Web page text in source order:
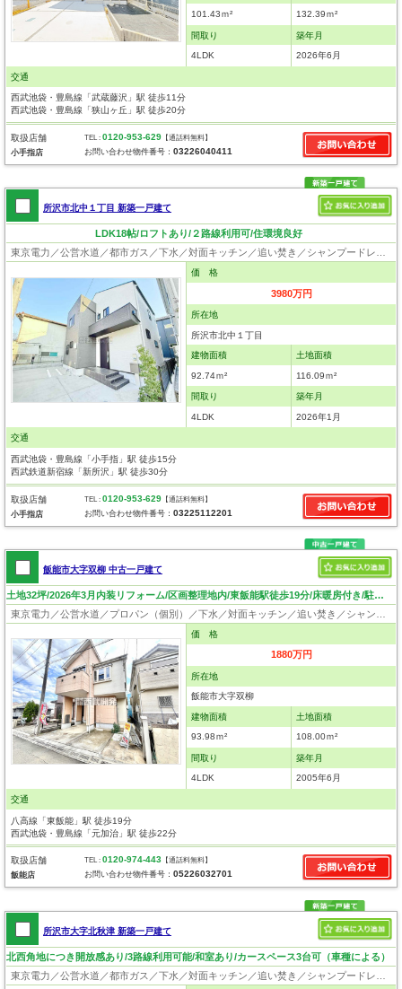
101.43ｍ² 132.39ｍ²
間取り
4LDK
築年月
2026年6月
交通
西武池袋・豊島線「武蔵藤沢」駅 徒歩11分
西武池袋・豊島線「狭山ヶ丘」駅 徒歩20分
取扱店舗
小手指店
TEL :0120-953-629 【通話料無料】
お問い合わせ物件番号：03226040411
所沢市北中１丁目 新築一戸建て
LDK18帖/ロフトあり/２路線利用可/住環境良好
東京電力／公営水道／都市ガス／下水／対面キッチン／追い焚き／シャンプードレッサー／浴室換気乾燥機／ウォシュレット／システムキッチン／食器洗浄乾燥器／浄水器／床下収納／ロフト／フローリング／クローゼット／バリアフリー／フラット35適合証明書
価 格
3980万円
所在地
所沢市北中１丁目
建物面積
92.74ｍ²
土地面積
116.09ｍ²
間取り
4LDK
築年月
2026年1月
交通
西武池袋・豊島線「小手指」駅 徒歩15分
西武鉄道新宿線「新所沢」駅 徒歩30分
取扱店舗
小手指店
TEL :0120-953-629 【通話料無料】
お問い合わせ物件番号：03225112201
飯能市大字双柳 中古一戸建て
土地32坪/2026年3月内装リフォーム/区画整理地内/東飯能駅徒歩19分/床暖房付き/駐車2台（車種による）
価 格
1880万円
所在地
飯能市大字双柳
建物面積
93.98ｍ²
土地面積
108.00ｍ²
間取り
4LDK
築年月
2005年6月
交通
八高線「東飯能」駅 徒歩19分
西武池袋・豊島線「元加治」駅 徒歩22分
取扱店舗
飯能店
TEL :0120-974-443 【通話料無料】
お問い合わせ物件番号：05226032701
所沢市大字北秋津 新築一戸建て
北西角地につき開放感あり/3路線利用可能/和室あり/カースペース3台可（車種による）